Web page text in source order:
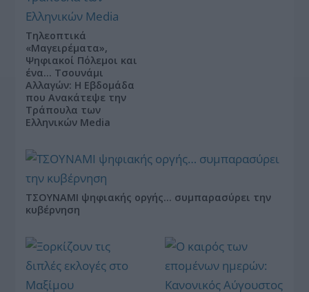
Τηλεοπτικά
«Μαγειρέματα»,
Ψηφιακοί Πόλεμοι και
ένα… Τσουνάμι
Αλλαγών: Η Εβδομάδα
που Ανακάτεψε την
Τράπουλα των
Ελληνικών Media
ΤΣΟΥΝΑΜΙ ψηφιακής οργής… συμπαρασύρει την
κυβέρνηση